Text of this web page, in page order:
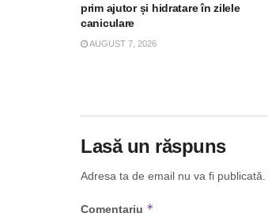
prim ajutor și hidratare în zilele
caniculare
AUGUST 7, 2026
Lasă un răspuns
Adresa ta de email nu va fi publicată.
Comentariu *